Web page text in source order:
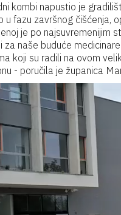
kombi napustio je
u fazu završnog čišćenja,
je po najsuvremenijim
za naše buduće
koji su radili na ovom
- poručila je županica